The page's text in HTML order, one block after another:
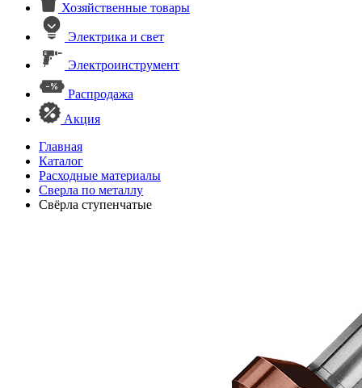
Хозяйственные товары
Электрика и свет
Электроинструмент
Распродажа
Акция
Главная
Каталог
Расходные материалы
Сверла по металлу
Свёрла ступенчатые